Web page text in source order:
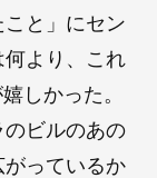
と」にセン
より、これ
しかった。
ビルのあの
っているか